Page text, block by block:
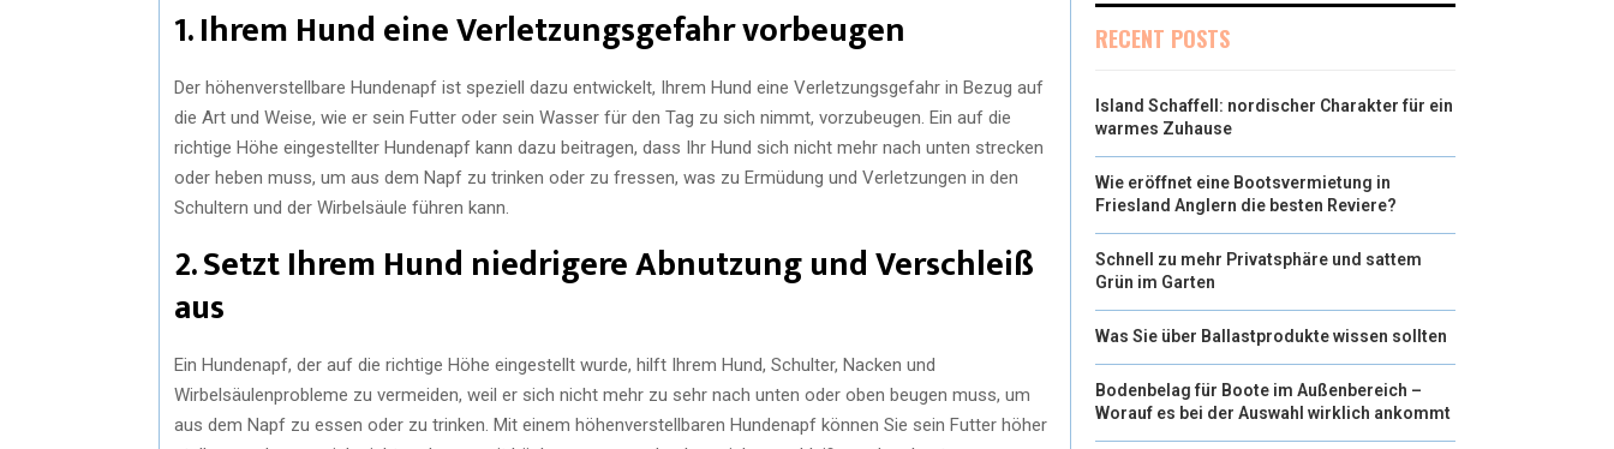
1. Ihrem Hund eine Verletzungsgefahr vorbeugen
Der höhenverstellbare Hundenapf ist speziell dazu entwickelt, Ihrem Hund eine Verletzungsgefahr in Bezug auf
die Art und Weise, wie er sein Futter oder sein Wasser für den Tag zu sich nimmt, vorzubeugen. Ein auf die
richtige Höhe eingestellter Hundenapf kann dazu beitragen, dass Ihr Hund sich nicht mehr nach unten strecken
oder heben muss, um aus dem Napf zu trinken oder zu fressen, was zu Ermüdung und Verletzungen in den
Schultern und der Wirbelsäule führen kann.
2. Setzt Ihrem Hund niedrigere Abnutzung und Verschleiß
aus
Ein Hundenapf, der auf die richtige Höhe eingestellt wurde, hilft Ihrem Hund, Schulter, Nacken und
Wirbelsäulenprobleme zu vermeiden, weil er sich nicht mehr zu sehr nach unten oder oben beugen muss, um
aus dem Napf zu essen oder zu trinken. Mit einem höhenverstellbaren Hundenapf können Sie sein Futter höher
RECENT POSTS
Island Schaffell: nordischer Charakter für ein
warmes Zuhause
Wie eröffnet eine Bootsvermietung in
Friesland Anglern die besten Reviere?
Schnell zu mehr Privatsphäre und sattem
Grün im Garten
Was Sie über Ballastprodukte wissen sollten
Bodenbelag für Boote im Außenbereich –
Worauf es bei der Auswahl wirklich ankommt